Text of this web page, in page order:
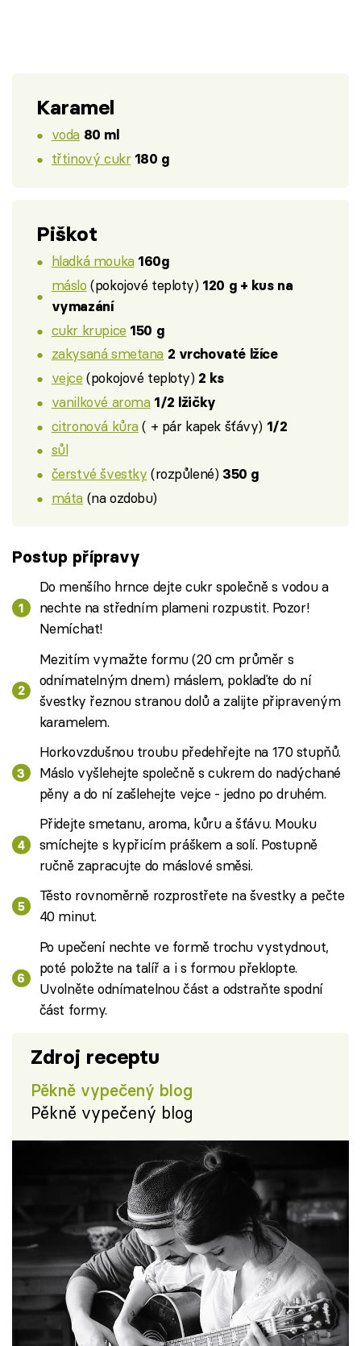
Karamel
voda 80 ml
třtinový cukr 180 g
Piškot
hladká mouka 160g
máslo (pokojové teploty) 120 g + kus na
vymazání
cukr krupice 150 g
zakysaná smetana 2 vrchovaté lžíce
vejce (pokojové teploty) 2 ks
vanilkové aroma 1/2 lžičky
citronová kůra( + pár kapek šťávy) 1/2
sůl
čerstvé švestky (rozpůlené) 350 g
máta (na ozdobu)
Postup přípravy
Do menšího hrnce dejte cukr společně s vodou a
nechte na středním plameni rozpustit. Pozor!
Nemíchat!
Mezitím vymažte formu (20 cm průměr s
odnímatelným dnem) máslem, poklaďte do ní
švestky řeznou stranou dolů a zalijte připraveným
karamelem.
Horkovzdušnou troubu předehřejte na 170 stupňů.
Máslo vyšlehejte společně s cukrem do nadýchané
pěny a do ní zašlehejte vejce - jedno po druhém.
Přidejte smetanu, aroma, kůru a šťávu. Mouku
smíchejte s kypřicím práškem a solí. Postupně
ručně zapracujte do máslové směsi.
Těsto rovnoměrně rozprostřete na švestky a pečte
40 minut.
Po upečení nechte ve formě trochu vystydnout,
poté položte na talíř a i s formou překlopte.
Uvolněte odnímatelnou část a odstraňte spodní
část formy.
Zdroj receptu
Pěkně vypečený blog
Pěkně vypečený blog